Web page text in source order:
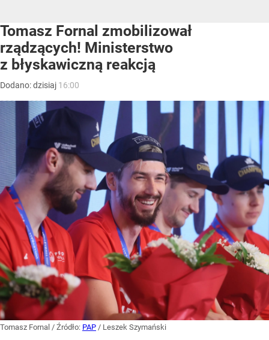
Tomasz Fornal zmobilizował
rządzących! Ministerstwo
z błyskawiczną reakcją
Dodano:dzisiaj 16:00
Tomasz Fornal / Źródło: PAP / Leszek Szymański